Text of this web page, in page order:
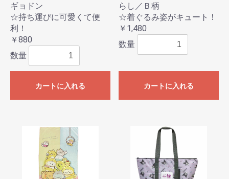
ギョドン
☆持ち運びに可愛くて便
利！
￥880
数量
カートに入れる
らし／Ｂ柄
☆着ぐるみ姿がキュート！
￥1,480
数量
カートに入れる